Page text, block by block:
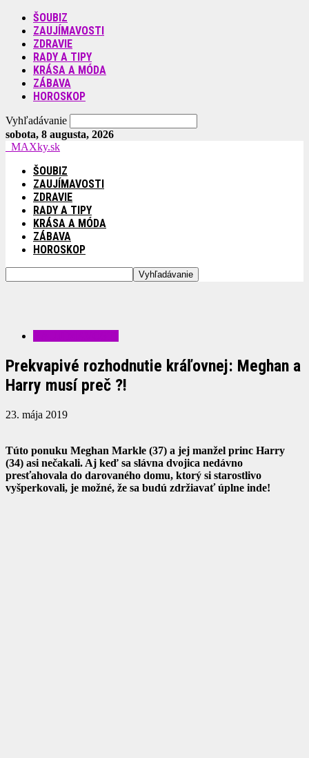
ŠOUBIZ
ZAUJÍMAVOSTI
ZDRAVIE
RADY A TIPY
KRÁSA A MÓDA
ZÁBAVA
HOROSKOP
Vyhľadávanie
sobota, 8 augusta, 2026
MAXky.sk
ŠOUBIZ
ZAUJÍMAVOSTI
ZDRAVIE
RADY A TIPY
KRÁSA A MÓDA
ZÁBAVA
HOROSKOP
Prekvapivé rozhodnutie kráľovnej: Meghan a
Harry musí preč ?!
23. mája 2019
Túto ponuku Meghan Markle (37) a jej manžel princ Harry
(34) asi nečakali. Aj keď sa slávna dvojica nedávno
presťahovala do darovaného domu, ktorý si starostlivo
vyšperkovali, je možné, že sa budú zdržiavať úplne inde!